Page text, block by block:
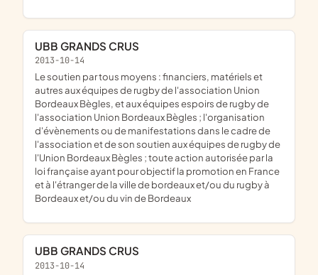
UBB GRANDS CRUS
2013-10-14
le soutien par tous moyens : financiers, matériels et
autres aux équipes de rugby de l'association Union
Bordeaux Bègles, et aux équipes espoirs de rugby de
l'association Union Bordeaux Bègles ; l'organisation
d'évènements ou de manifestations dans le cadre de
l'association et de son soutien aux équipes de rugby de
l'Union Bordeaux Bègles ; toute action autorisée par la
loi française ayant pour objectif la promotion en France
et à l'étranger de la ville de bordeaux et/ou du rugby à
Bordeaux et/ou du vin de Bordeaux
UBB GRANDS CRUS
2013-10-14